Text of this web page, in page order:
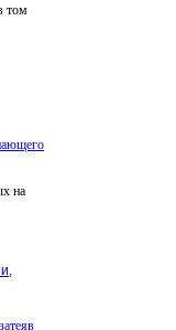
том
на